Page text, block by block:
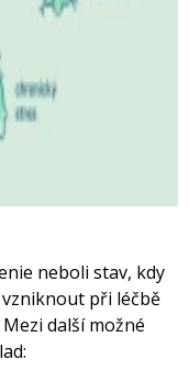
neboli stav, kdy
při léčbě
další možné